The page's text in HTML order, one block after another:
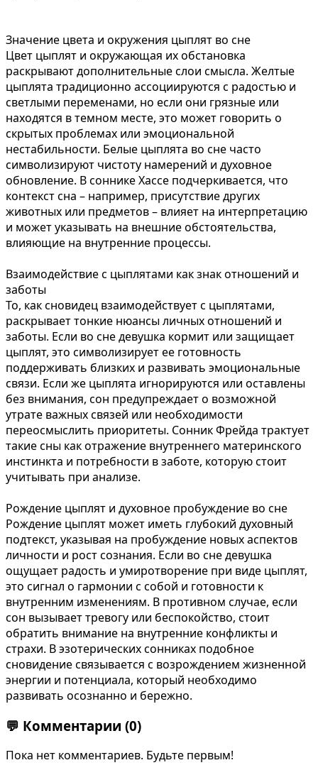
Значение цвета и окружения цыплят во сне
Цвет цыплят и окружающая их обстановка
раскрывают дополнительные слои смысла. Желтые
цыплята традиционно ассоциируются с радостью и
светлыми переменами, но если они грязные или
находятся в темном месте, это может говорить о
скрытых проблемах или эмоциональной
нестабильности. Белые цыплята во сне часто
символизируют чистоту намерений и духовное
обновление. В соннике Хассе подчеркивается, что
контекст сна – например, присутствие других
животных или предметов – влияет на интерпретацию
и может указывать на внешние обстоятельства,
влияющие на внутренние процессы.
Взаимодействие с цыплятами как знак отношений и
заботы
То, как сновидец взаимодействует с цыплятами,
раскрывает тонкие нюансы личных отношений и
заботы. Если во сне девушка кормит или защищает
цыплят, это символизирует ее готовность
поддерживать близких и развивать эмоциональные
связи. Если же цыплята игнорируются или оставлены
без внимания, сон предупреждает о возможной
утрате важных связей или необходимости
переосмыслить приоритеты. Сонник Фрейда трактует
такие сны как отражение внутреннего материнского
инстинкта и потребности в заботе, которую стоит
учитывать при анализе.
Рождение цыплят и духовное пробуждение во сне
Рождение цыплят может иметь глубокий духовный
подтекст, указывая на пробуждение новых аспектов
личности и рост сознания. Если во сне девушка
ощущает радость и умиротворение при виде цыплят,
это сигнал о гармонии с собой и готовности к
внутренним изменениям. В противном случае, если
сон вызывает тревогу или беспокойство, стоит
обратить внимание на внутренние конфликты и
страхи. В эзотерических сонниках подобное
сновидение связывается с возрождением жизненной
энергии и потенциала, который необходимо
развивать осознанно и бережно.
💬 Комментарии (0)
Пока нет комментариев. Будьте первым!